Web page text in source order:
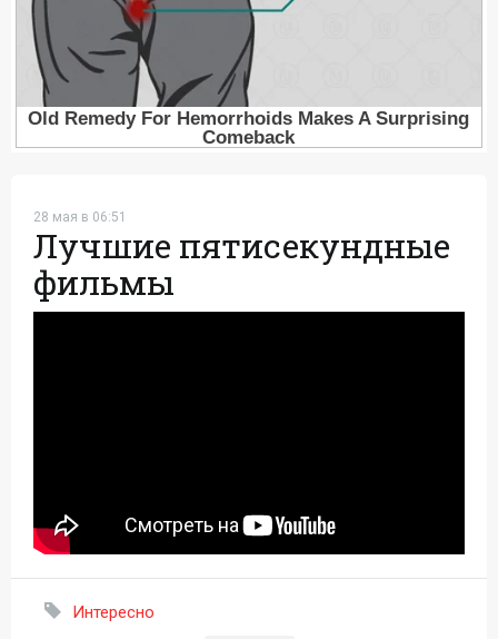
28 мая в 06:51
Лучшие пятисекундные
фильмы
Интересно